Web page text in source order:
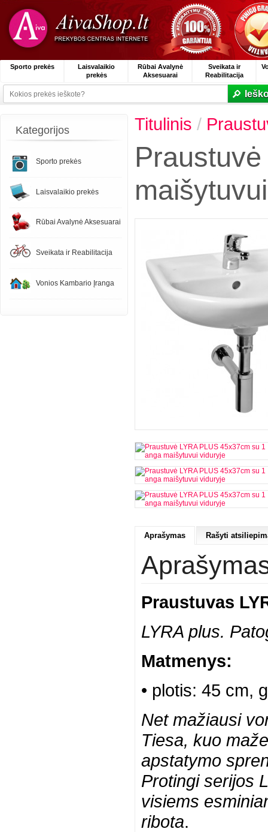
Sporto prekės
Laisvalaikio
prekės
Rūbai Avalynė
Aksesuarai
Sveikata ir
Reabilitacija
Kategorijos
Sporto prekės
Laisvalaikio prekės
Rūbai Avalynė Aksesuarai
Sveikata ir Reabilitacija
Vonios Kambario Įranga
Titulinis /
Aprašymas Rašyti
Praustuvas
LYRA plus.
Matmenys:
• plotis: 45 cm,
Net mažiausi
Tiesa, kuo
apstatymo
Protingi serijos
visiems
ribota.